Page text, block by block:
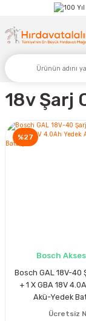
18v Şarj
%27
Bosch
Bosch GAL 18V-40
+ 1 X GBA 18V
Akü-Yedek
Ücretsiz